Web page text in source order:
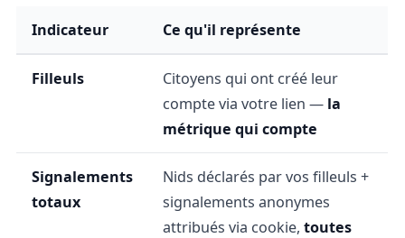
Indicateur Ce qu'il représente
Filleuls
Citoyens qui ont créé leur
compte via votre lien — la
métrique qui compte
Signalements
totaux
Nids déclarés par vos filleuls +
signalements anonymes
attribués via cookie, toutes